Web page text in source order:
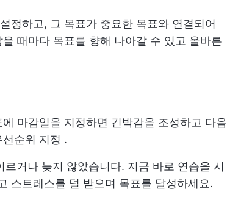
정하고, 그 목표가 중요한 목표와 연결되어
때마다 목표를 향해 나아갈 수 있고 올바른
마감일을 지정하면 긴박감을 조성하고 다음
순위 지정 .
거나 늦지 않았습니다. 지금 바로 연습을 시
스트레스를 덜 받으며 목표를 달성하세요.